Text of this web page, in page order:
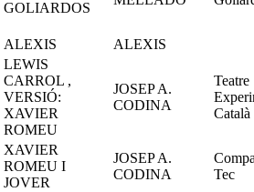
GOLIARDOS
ALEXIS ALEXIS
LEWIS
CARROL ,
VERSIÓ:
XAVIER
ROMEU
JOSEP A.
CODINA
Teatre
Català
XAVIER
ROMEU I
JOVER
JOSEP A.
CODINA
Tec